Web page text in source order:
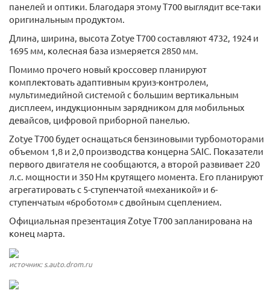
панелей и оптики. Благодаря этому T700 выглядит все-таки
оригинальным продуктом.
Длина, ширина, высота Zotye T700 составляют 4732, 1924 и
1695 мм, колесная база измеряется 2850 мм.
Помимо прочего новый кроссовер планируют
комплектовать адаптивным круиз-контролем,
мультимедийной системой с большим вертикальным
дисплеем, индукционным зарядником для мобильных
девайсов, цифровой приборной панелью.
Zotye T700 будет оснащаться бензиновыми турбомоторами
объемом 1,8 и 2,0 производства концерна SAIC. Показатели
первого двигателя не сообщаются, а второй развивает 220
л.с. мощности и 350 Нм крутящего момента. Его планируют
агрегатировать с 5-ступенчатой «механикой» и 6-
ступенчатым «6роботом» с двойным сцеплением.
Официальная презентация Zotye T700 запланирована на
конец марта.
источник: s.auto.drom.ru